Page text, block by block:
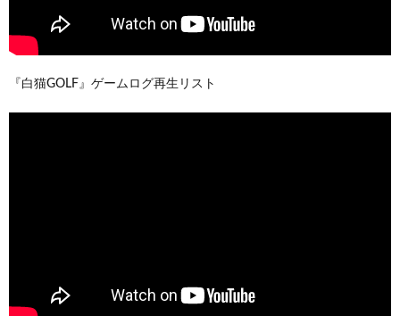
『白猫GOLF』ゲームログ再生リスト